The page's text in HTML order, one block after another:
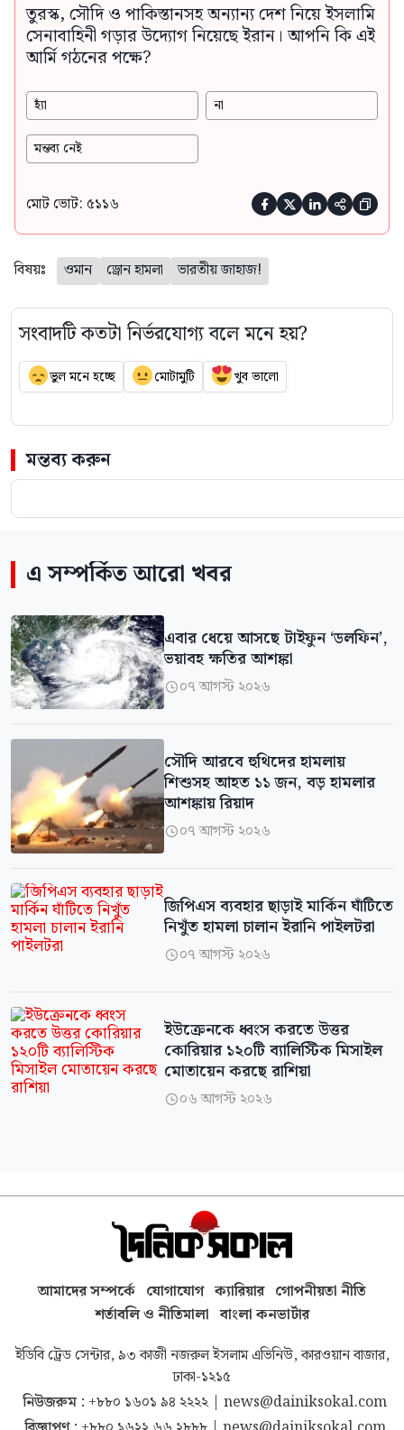
তুরস্ক, সৌদি ও পাকিস্তানসহ অন্যান্য দেশ নিয়ে ইসলামি
সেনাবাহিনী গড়ার উদ্যোগ নিয়েছে ইরান। আপনি কি এই
আর্মি গঠনের পক্ষে?
হ্যাঁ না
মন্তব্য নেই
মোট ভোট: ৫১১৬     
বিষয়ঃ ওমান ড্রোন হামলা ভারতীয় জাহাজ!
সংবাদটি কতটা নির্ভরযোগ্য বলে মনে হয়?
ভুল মনে হচ্ছে মোটামুটি খুব ভালো
মন্তব্য করুন
এ সম্পর্কিত আরো খবর
এবার ধেয়ে আসছে টাইফুন ‘ডলফিন’,
ভয়াবহ ক্ষতির আশঙ্কা
০৭ আগস্ট ২০২৬
সৌদি আরবে হুথিদের হামলায়
শিশুসহ আহত ১১ জন, বড় হামলার
আশঙ্কায় রিয়াদ
০৭ আগস্ট ২০২৬
জিপিএস ব্যবহার ছাড়াই মার্কিন ঘাঁটিতে
নিখুঁত হামলা চালান ইরানি পাইলটরা
০৭ আগস্ট ২০২৬
ইউক্রেনকে ধ্বংস করতে উত্তর
কোরিয়ার ১২০টি ব্যালিস্টিক মিসাইল
মোতায়েন করছে রাশিয়া
০৬ আগস্ট ২০২৬
আমাদের সম্পর্কে যোগাযোগ ক্যারিয়ার গোপনীয়তা নীতি
শর্তাবলি ও নীতিমালা বাংলা কনভার্টার
ইডিবি ট্রেড সেন্টার, ৯৩ কাজী নজরুল ইসলাম এভিনিউ, কারওয়ান বাজার,
ঢাকা-১২১৫
নিউজরুম : +৮৮০ ১৬০১ ৯৪ ২২২২| news@dainiksokal.com